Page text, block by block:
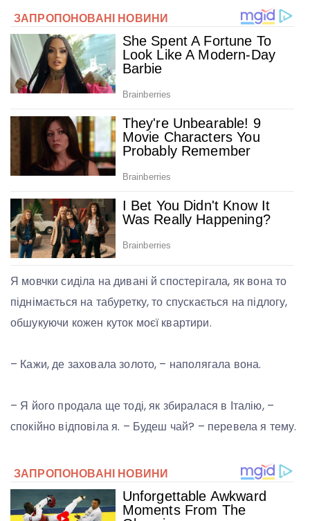
Я мовчки сиділа на дивані й спостерігала, як вона то
піднімається на табуретку, то спускається на підлогу,
обшукуючи кожен куток моєї квартири.
– Кажи, де заховала золото, – наполягала вона.
– Я його продала ще тоді, як збиралася в Італію, –
спокійно відповіла я. – Будеш чай? – перевела я тему.